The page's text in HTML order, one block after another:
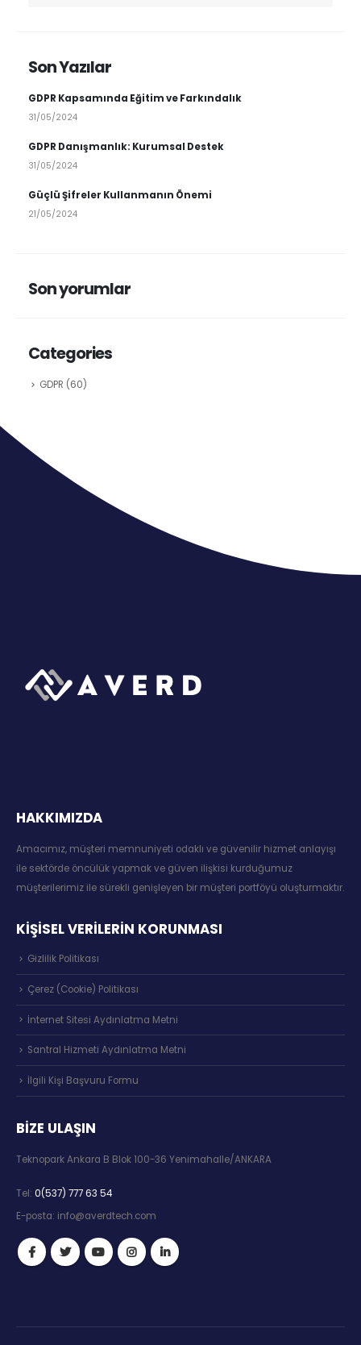
Son Yazılar
GDPR Kapsamında Eğitim ve Farkındalık
31/05/2024
GDPR Danışmanlık: Kurumsal Destek
31/05/2024
Güçlü Şifreler Kullanmanın Önemi
21/05/2024
Son yorumlar
Categories
GDPR (60)
HAKKIMIZDA
Amacımız, müşteri memnuniyeti odaklı ve güvenilir hizmet anlayışı
ile sektörde öncülük yapmak ve güven ilişkisi kurduğumuz
müşterilerimiz ile sürekli genişleyen bir müşteri portföyü oluşturmaktır.
KİŞİSEL VERİLERİN KORUNMASI
Gizlilik Politikası
Çerez (Cookie) Politikası
İnternet Sitesi Aydınlatma Metni
Santral Hizmeti Aydınlatma Metni
İlgili Kişi Başvuru Formu
BIZE ULAŞIN
Teknopark Ankara B Blok 100-36 Yenimahalle/ANKARA
Tel: 0(537) 777 63 54
E-posta: info@averdtech.com